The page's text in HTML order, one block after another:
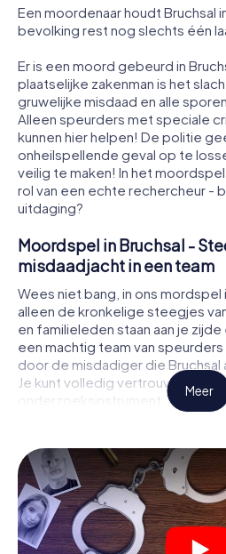
Een moordenaar houdt Bruchsal
bevolking rest nog slechts één
Er is een moord gebeurd in
plaatselijke zakenman is het
gruwelijke misdaad en alle
Alleen speurders met speciale
kunnen hier helpen! De politie
onheilspellende geval op te
veilig te maken! In het moordspel
rol van een echte rechercheur -
uitdaging?
Moordspel in Bruchsal -
misdaadjacht in een team
Wees niet bang, in ons mordspel
alleen de kronkelige steegjes
en familieleden staan aan je zijde
een machtig team van
door de misdadiger die
Je kunt volledig vertrouwen op
onderzoeksinstrument, je
GPS navigatie leidt het je op je
plaatsen in Bruchsal die met het
hebben, en tenslotte naar de
locatie los je lastige puzzels op
bij de oplossing van de zaak. In
klassiek moorddiner in Bruchsal
gebeurtenissen, beweeg je je in
Meer